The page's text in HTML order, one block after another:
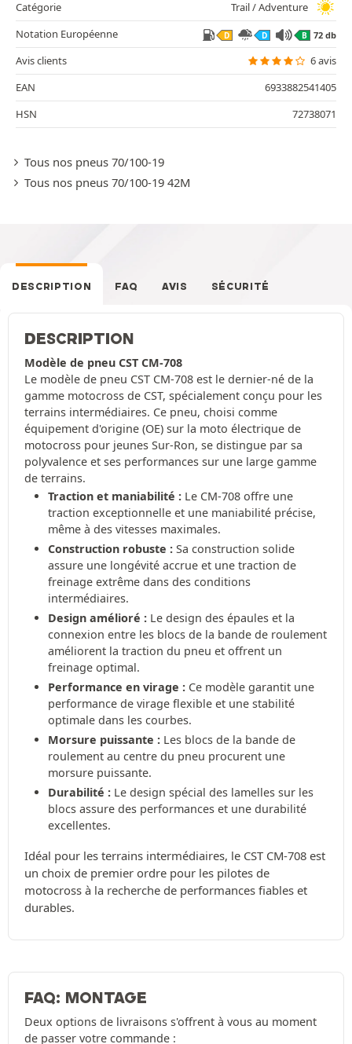
Catégorie
Trail / Adventure
Notation Européenne
D D B 72 db
Avis clients
6 avis
EAN
6933882541405
HSN
72738071
Tous nos pneus 70/100-19
Tous nos pneus 70/100-19 42M
DESCRIPTION FAQ AVIS SÉCURITÉ
DESCRIPTION
Modèle de pneu CST CM-708
Le modèle de pneu CST CM-708 est le dernier-né de la
gamme motocross de CST, spécialement conçu pour les
terrains intermédiaires. Ce pneu, choisi comme
équipement d'origine (OE) sur la moto électrique de
motocross pour jeunes Sur-Ron, se distingue par sa
polyvalence et ses performances sur une large gamme
de terrains.
Traction et maniabilité : Le CM-708 offre une
traction exceptionnelle et une maniabilité précise,
même à des vitesses maximales.
Construction robuste : Sa construction solide
assure une longévité accrue et une traction de
freinage extrême dans des conditions
intermédiaires.
Design amélioré : Le design des épaules et la
connexion entre les blocs de la bande de roulement
améliorent la traction du pneu et offrent un
freinage optimal.
Performance en virage : Ce modèle garantit une
performance de virage flexible et une stabilité
optimale dans les courbes.
Morsure puissante : Les blocs de la bande de
roulement au centre du pneu procurent une
morsure puissante.
Durabilité : Le design spécial des lamelles sur les
blocs assure des performances et une durabilité
excellentes.
Idéal pour les terrains intermédiaires, le CST CM-708 est
un choix de premier ordre pour les pilotes de
motocross à la recherche de performances fiables et
durables.
FAQ: MONTAGE
Deux options de livraisons s'offrent à vous au moment
de passer votre commande :